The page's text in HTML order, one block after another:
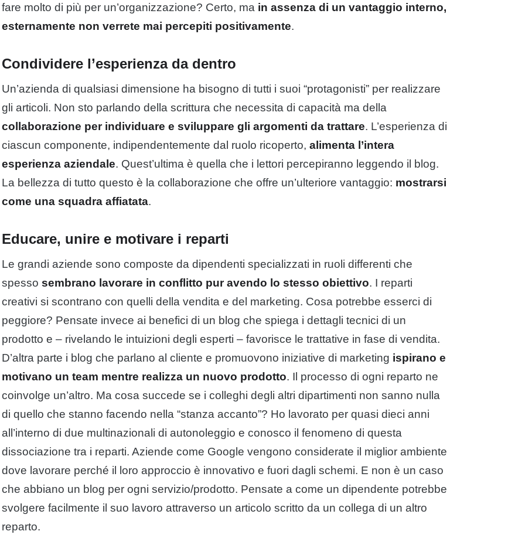
fare molto di più per un’organizzazione? Certo, ma in assenza di un vantaggio interno,
esternamente non verrete mai percepiti positivamente.
Condividere l’esperienza da dentro
Un’azienda di qualsiasi dimensione ha bisogno di tutti i suoi “protagonisti” per realizzare
gli articoli. Non sto parlando della scrittura che necessita di capacità ma della
collaborazione per individuare e sviluppare gli argomenti da trattare. L’esperienza di
ciascun componente, indipendentemente dal ruolo ricoperto, alimenta l’intera
esperienza aziendale. Quest’ultima è quella che i lettori percepiranno leggendo il blog.
La bellezza di tutto questo è la collaborazione che offre un’ulteriore vantaggio: mostrarsi
come una squadra affiatata.
Educare, unire e motivare i reparti
Le grandi aziende sono composte da dipendenti specializzati in ruoli differenti che
spesso sembrano lavorare in conflitto pur avendo lo stesso obiettivo. I reparti
creativi si scontrano con quelli della vendita e del marketing. Cosa potrebbe esserci di
peggiore? Pensate invece ai benefici di un blog che spiega i dettagli tecnici di un
prodotto e – rivelando le intuizioni degli esperti – favorisce le trattative in fase di vendita.
D’altra parte i blog che parlano al cliente e promuovono iniziative di marketing ispirano e
motivano un team mentre realizza un nuovo prodotto. Il processo di ogni reparto ne
coinvolge un’altro. Ma cosa succede se i colleghi degli altri dipartimenti non sanno nulla
di quello che stanno facendo nella “stanza accanto”? Ho lavorato per quasi dieci anni
all’interno di due multinazionali di autonoleggio e conosco il fenomeno di questa
dissociazione tra i reparti. Aziende come Google vengono considerate il miglior ambiente
dove lavorare perché il loro approccio è innovativo e fuori dagli schemi. E non è un caso
che abbiano un blog per ogni servizio/prodotto. Pensate a come un dipendente potrebbe
svolgere facilmente il suo lavoro attraverso un articolo scritto da un collega di un altro
reparto.